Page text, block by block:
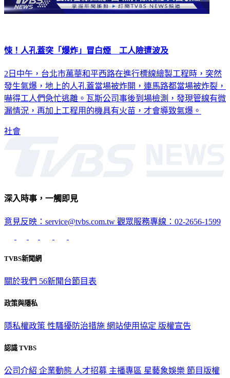
悚！人孔蓋突「爆炸」冒白煙 工人險遭波及
2日中午，台北市萬華和平西路在進行標線繪製工程時，突然
發生氣爆，地上的人孔蓋當場被炸開，連馬路都當場被炸裂，
嚇得工人們急忙逃離。瓦斯公司事後到場檢測，發現管線有微
漏情況，再加上工程用的機具有火苗，才會導致氣爆。
社會
深入時事，一觸即見
意見反映：service@tvbs.com.tw 觀眾服務專線：02-2656-1599
TVBS新聞網
關於我們 56新聞台節目表
政策與隱私
隱私權政策 性騷擾防治措施 網站使用協定 版權宣告
認識 TVBS
公司介紹 企業動態 人才招募 主播專區 星藝象娛樂 節目版權